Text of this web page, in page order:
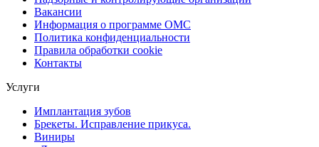
Вакансии
Информация о программе ОМС
Политика конфиденциальности
Правила обработки cookie
Контакты
Услуги
Имплантация зубов
Брекеты. Исправление прикуса.
Виниры